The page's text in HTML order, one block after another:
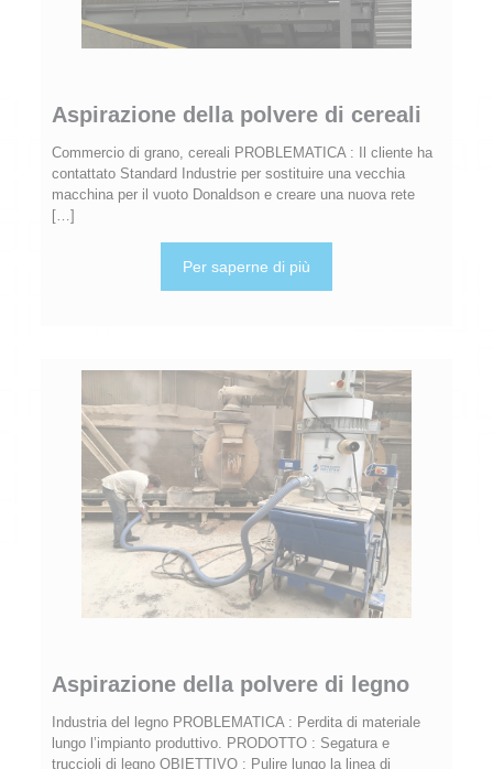
Aspirazione della polvere di cereali
Commercio di grano, cereali PROBLEMATICA : Il cliente ha
contattato Standard Industrie per sostituire una vecchia
macchina per il vuoto Donaldson e creare una nuova rete
[…]
Per saperne di più
Aspirazione della polvere di legno
Industria del legno PROBLEMATICA : Perdita di materiale
lungo l’impianto produttivo. PRODOTTO : Segatura e
truccioli di legno OBIETTIVO : Pulire lungo la linea di